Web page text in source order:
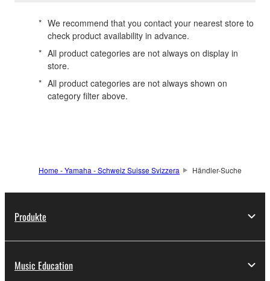
* We recommend that you contact your nearest store to
check product availability in advance.
* All product categories are not always on display in
store.
* All product categories are not always shown on
category filter above.
Home - Yamaha - Schweiz Suisse Svizzera Händler-Suche
Produkte
Music Education